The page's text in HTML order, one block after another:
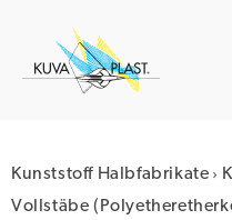
springen
Kunststoff Halbfabrikate ›
Vollstäbe